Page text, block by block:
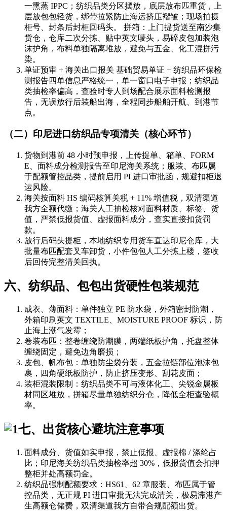
一熏蒸 IPPC；纺织品类分区摆放，底层放布匹重货，上
层放包包轻货，绑带拉紧防止海运挤压褶皱；现场拍摄
柜号、封条后封柜回码头。 拼箱：上门提货送至南沙集
货仓，仓库二次分拣、贴中英文唛头，易碎皮包加装泡
沫护角，布料单独隔离堆放，避免与五金、化工混拼污
染。
单证预审 + 海关出口报关 基础贸易单证 + 纺织品环保检
测报告四单信息严格统一，单一窗口电子申报；纺织品
类抽检率偏高，查验时专人到场配合展示面料检测报
告，无误放行后装船出海，全程同步船舶开航、到港节
点。
（二）印尼进口纺织品专项清关（核心环节）
货物到港前 48 小时预申报，上传提单、箱单、FORM
E、面料成分检测报告至印尼海关系统；服装、布匹属
于配额管控品类，提前启用 PI 进口审批函，规避扣柜退
运风险。
海关按面料 HS 编码核算关税 + 11% 增值税，双清渠道
我方全额代缴；海关人工抽检核对面料材质、标签、货
值，严禁低报货值、虚报面料成分，查实直接扣货罚
款。
放行后码头提柜，本地纺织专用货车直达印尼仓库，大
批量布匹配套叉车卸货，小件包包人工分拣上楼，签收
后回传完整清关回执。
六、纺织品、包包出货硬性包装规范
成衣、薄面料：单件独立 PE 防水袋，外箱密封防潮，
外箱印刷英文 TEXTILE、MOISTURE PROOF 标识，防
止海上潮气发霉；
卷装布匹：整卷缠绕防潮膜，两端纸板护角，托盘整体
缠绕固定，避免边角磨损；
皮包、帆布包：单独防尘袋分装，五金拉链部位泡沫包
裹，四角硬纸板防护，防止挤压变形、刮花皮面；
装柜混装限制：纺织品类不可与液体化工、尖锐金属板
材同区堆放，拼箱尽量单独纺织分仓，降低全柜查验概
率。
七、出货核心避坑注意事项
面料成分、货值如实申报，禁止低报、虚报棉 / 涤纶占
比；印尼海关纺织品类抽检率超 30%，低报货值会扣押
整柜并处高额罚金。
纺织品强制配额要求：HS61、62 章服装、布匹属于管
控品类，无正规 PI 进口审批无法完成清关，极易滞港产
生高额仓储费，双清渠道我方自带合规配额出货。